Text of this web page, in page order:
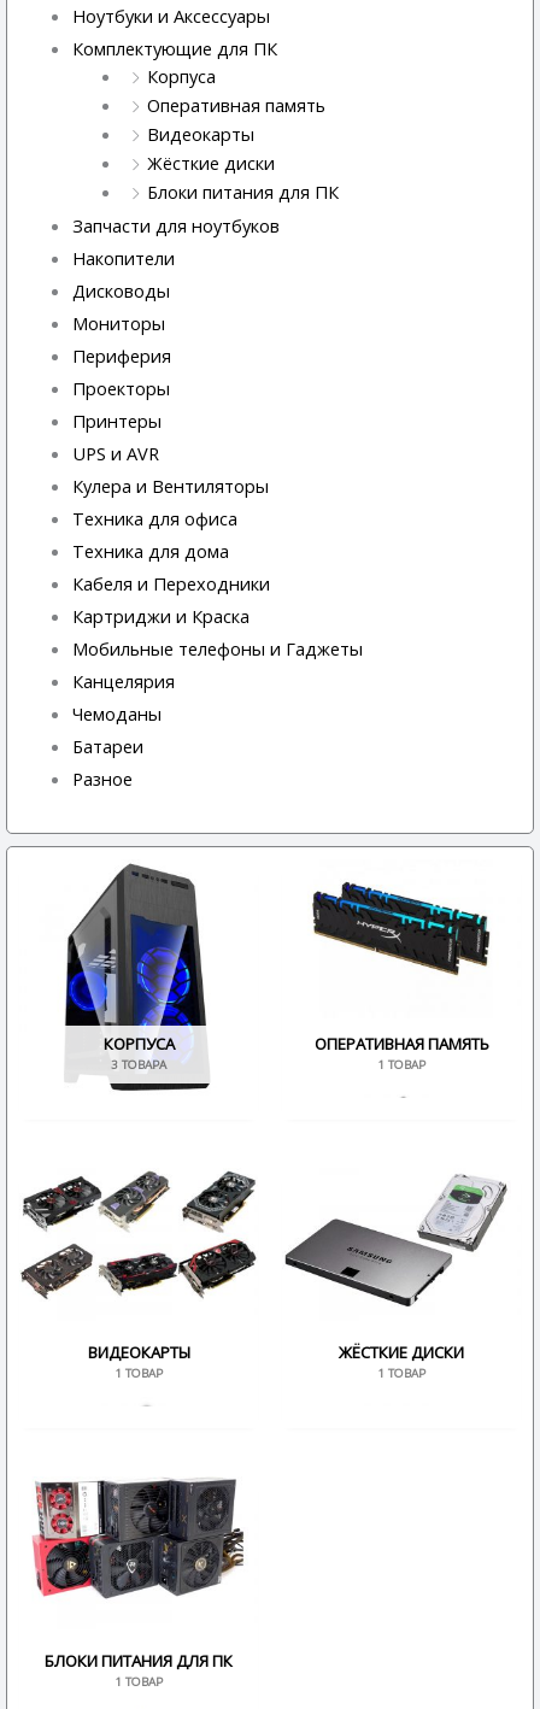
Ноутбуки и Аксессуары
Комплектующие для ПК
Корпуса
Оперативная память
Видеокарты
Жёсткие диски
Блоки питания для ПК
Запчасти для ноутбуков
Накопители
Дисководы
Мониторы
Периферия
Проекторы
Принтеры
UPS и AVR
Кулера и Вентиляторы
Техника для офиса
Техника для дома
Кабеля и Переходники
Картриджи и Краска
Мобильные телефоны и Гаджеты
Канцелярия
Чемоданы
Батареи
Разное
КОРПУСА
3 ТОВАРА
ОПЕРАТИВНАЯ ПАМЯТЬ
1 ТОВАР
ВИДЕОКАРТЫ
1 ТОВАР
ЖЁСТКИЕ ДИСКИ
1 ТОВАР
БЛОКИ ПИТАНИЯ ДЛЯ ПК
1 ТОВАР